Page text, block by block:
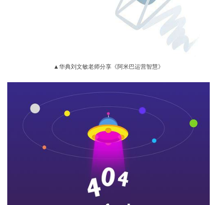
▲华典刘文敏老师分享《阿米巴运营智慧》